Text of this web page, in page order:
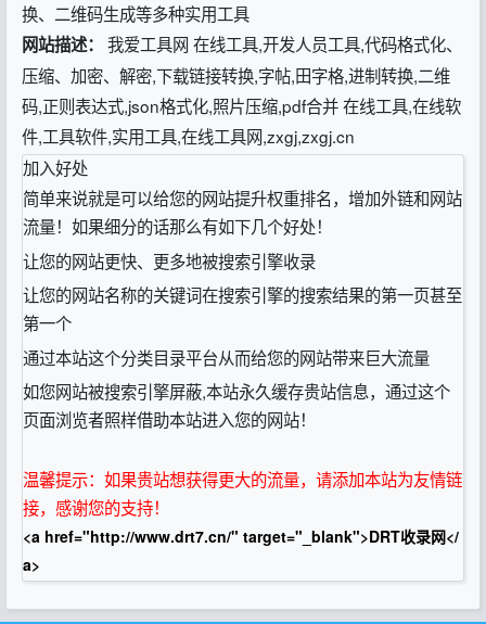
换、二维码生成等多种实用工具
网站描述： 我爱工具网 在线工具,开发人员工具,代码格式化、
压缩、加密、解密,下载链接转换,字帖,田字格,进制转换,二维
码,正则表达式,json格式化,照片压缩,pdf合并 在线工具,在线软
件,工具软件,实用工具,在线工具网,zxgj,zxgj.cn
加入好处
简单来说就是可以给您的网站提升权重排名，增加外链和网站
流量！如果细分的话那么有如下几个好处！
让您的网站更快、更多地被搜索引擎收录
让您的网站名称的关键词在搜索引擎的搜索结果的第一页甚至
第一个
通过本站这个分类目录平台从而给您的网站带来巨大流量
如您网站被搜索引擎屏蔽,本站永久缓存贵站信息，通过这个
页面浏览者照样借助本站进入您的网站！
温馨提示：如果贵站想获得更大的流量，请添加本站为友情链
接，感谢您的支持！
<a href="http://www.drt7.cn/" target="_blank">DRT收录网</
a>